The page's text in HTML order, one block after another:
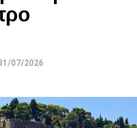
07/2026